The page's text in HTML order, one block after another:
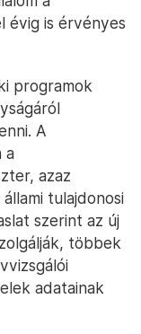
évig is érvényes
programok
A
a
azaz
tulajdonosi
szerint az új
többek
adatainak